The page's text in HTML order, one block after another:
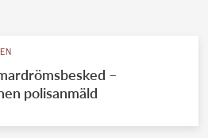
–
polisanmäld